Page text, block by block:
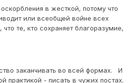
в жесткой, потому что
или всеобщей войне всех
те, кто сохраняет благоразумие,
заканчивать во всей формах. И
практикой - писать в чужих постах.